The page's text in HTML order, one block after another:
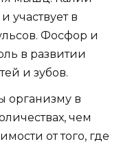
участвует в
Фосфор и
в развитии
и зубов.
организму в
чем
от того, где